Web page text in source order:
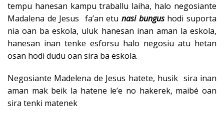
tempu hanesan kampu traballu laiha, halo negosiante
Madalena de Jesus fa’an etu nasi bungushodi suporta
nia oan ba eskola, uluk hanesan inan aman la eskola,
hanesan inan tenke esforsu halo negosiu atu hetan
osan hodi dudu oan sira ba eskola.
Negosiante Madelena de Jesus hatete, husik sira inan
aman mak beik la hatene le’e no hakerek, maibé oan
sira tenki matenek